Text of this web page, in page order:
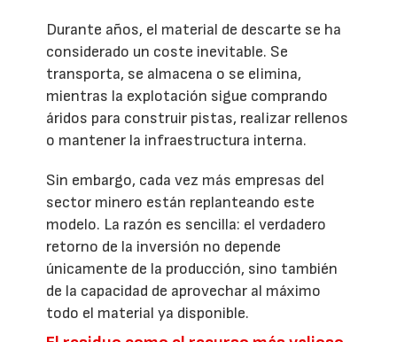
Durante años, el material de descarte se ha
considerado un coste inevitable. Se
transporta, se almacena o se elimina,
mientras la explotación sigue comprando
áridos para construir pistas, realizar rellenos
o mantener la infraestructura interna.
Sin embargo, cada vez más empresas del
sector minero están replanteando este
modelo. La razón es sencilla: el verdadero
retorno de la inversión no depende
únicamente de la producción, sino también
de la capacidad de aprovechar al máximo
todo el material ya disponible.